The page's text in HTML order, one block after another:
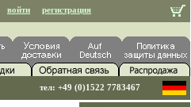
войти регистрация
тел: +49 (0)1522 7783467